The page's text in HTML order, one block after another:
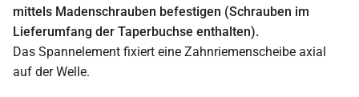
mittels Madenschrauben befestigen (Schrauben im
Lieferumfang der Taperbuchse enthalten).
Das Spannelement fixiert eine Zahnriemenscheibe axial
auf der Welle.